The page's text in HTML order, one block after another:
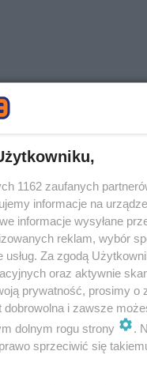
1162 zaufanych
informacje na
informacje wysyłane
reklam, wybór
usług. Za zgodą
oraz aktywnie
prywatność, prosimy o
dobrowolna i zawsze
dolnym rogu strony
.
sprzeciwić się